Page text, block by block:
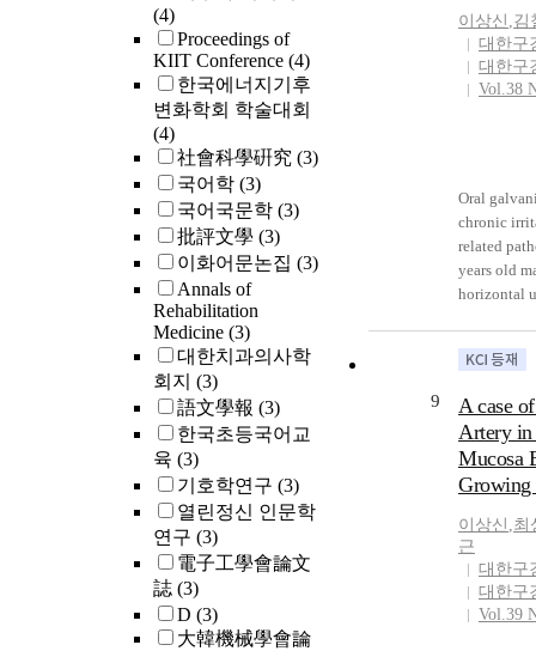
(4)
Proceedings of
KIIT Conference (4)
한국에너지기후
변화학회 학술대회
(4)
社會科學硏究 (3)
국어학 (3)
국어국문학 (3)
批評文學 (3)
이화어문논집 (3)
Annals of
Rehabilitation
Medicine (3)
대한치과의사학
회지 (3)
語文學報 (3)
한국초등국어교
육 (3)
기호학연구 (3)
열린정신 인문학
연구 (3)
電子工學會論文
誌 (3)
D (3)
大韓機械學會論
oncology
유방암 환
스트레스
스 온도계
용하여 디
된 인자를
년 4월 1일
경북대학
의 정도를
of the
of Life
였다. 그 외
4점 이상
로 분류하
자를 알기
스트레스
분석
surface of
strands
strongly
pAKT, and
for PCNA,
survivin,
Taken
bones was
epithelial
rests,
of
by the
osteogenic
It is also
이상신 ,김
대한구
대한구
Vol.38
Oral
chronic
related
years old
horizontal
and nickel
and lower
than
antisera of
epithelial
replaced
9
A case
Artery in
Mucosa
Growing
이상신 ,최
근
대한구
대한구
Vol.39